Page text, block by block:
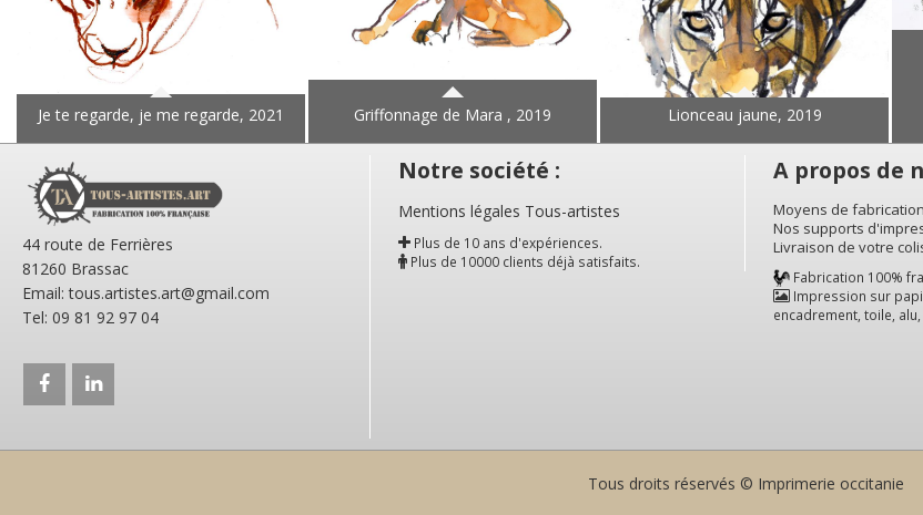
Je te regarde, je me regarde, 2021 Griffonnage de Mara , 2019 Lionceau jaune, 2019
44 route de Ferrières
81260 Brassac
Email: tous.artistes.art@gmail.com
Tel: 09 81 92 97 04
Notre société :
Mentions légales Tous-artistes
Plus de 10 ans d'expériences.
Plus de 10000 clients déjà satisfaits.
A propos de
Moyens de
Nos supports
Livraison de votre
Fabrication 100%
Impression sur
encadrement, toile,
Tous droits réservés © Imprimerie occitanie